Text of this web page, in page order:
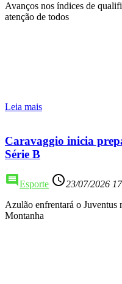
Avanços nos índices de
atenção de todos
Leia mais
Caravaggio inicia
Série B
comment Esporte access_time23/07/2026
Azulão enfrentará o Juventus
Montanha